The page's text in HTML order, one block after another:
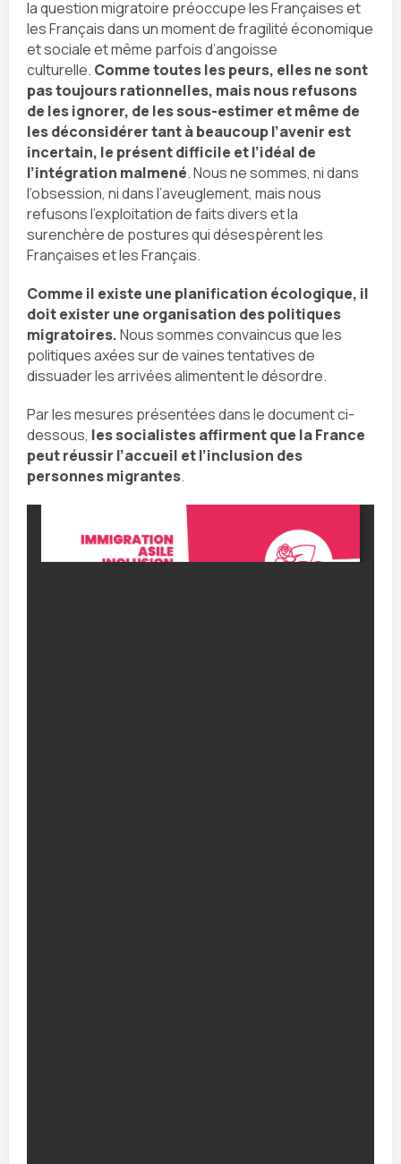
la question migratoire préoccupe les Françaises et
les Français dans un moment de fragilité économique
et sociale et même parfois d’angoisse
culturelle. Comme toutes les peurs, elles ne sont
pas toujours rationnelles, mais nous refusons
de les ignorer, de les sous-estimer et même de
les déconsidérer tant à beaucoup l’avenir est
incertain, le présent difficile et l’idéal de
l’intégration malmené. Nous ne sommes, ni dans
l’obsession, ni dans l’aveuglement, mais nous
refusons l’exploitation de faits divers et la
surenchère de postures qui désespèrent les
Françaises et les Français.
Comme il existe une planification écologique, il
doit exister une organisation des politiques
migratoires.Nous sommes convaincus que les
politiques axées sur de vaines tentatives de
dissuader les arrivées alimentent le désordre.
Par les mesures présentées dans le document ci-
dessous, les socialistes affirment que la France
peut réussir l’accueil et l’inclusion des
personnes migrantes.